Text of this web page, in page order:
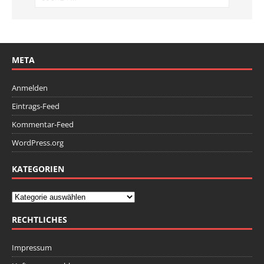
META
Anmelden
Eintrags-Feed
Kommentar-Feed
WordPress.org
KATEGORIEN
RECHTLICHES
Impressum